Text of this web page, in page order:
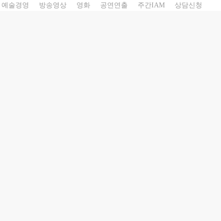
예술경영 방송영상 영화 공연연출 주간IAM 상담신청